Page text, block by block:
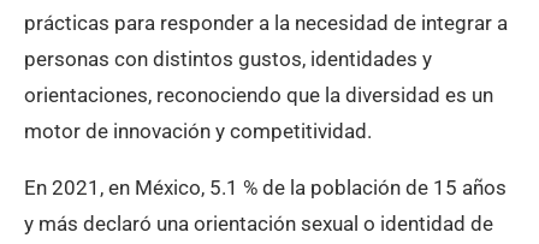
prácticas para responder a la necesidad de integrar a
personas con distintos gustos, identidades y
orientaciones, reconociendo que la diversidad es un
motor de innovación y competitividad.
En 2021, en México, 5.1 % de la población de 15 años
y más declaró una orientación sexual o identidad de